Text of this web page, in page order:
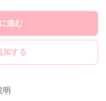
進む
加する
明